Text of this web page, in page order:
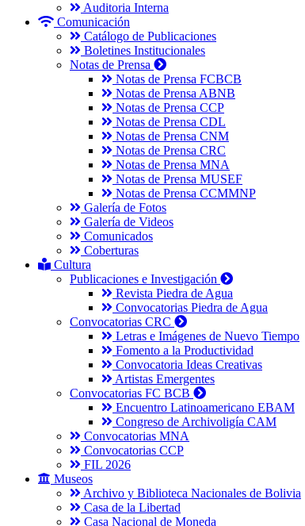
Auditoria Interna
Comunicación
Catálogo de Publicaciones
Boletines Institucionales
Notas de Prensa
Notas de Prensa FCBCB
Notas de Prensa ABNB
Notas de Prensa CCP
Notas de Prensa CDL
Notas de Prensa CNM
Notas de Prensa CRC
Notas de Prensa MNA
Notas de Prensa MUSEF
Notas de Prensa CCMMNP
Galería de Fotos
Galería de Videos
Comunicados
Coberturas
Cultura
Publicaciones e Investigación
Revista Piedra de Agua
Convocatorias Piedra de Agua
Convocatorias CRC
Letras e Imágenes de Nuevo Tiempo
Fomento a la Productividad
Convocatoria Ideas Creativas
Artistas Emergentes
Convocatorias FC BCB
Encuentro Latinoamericano EBAM
Congreso de Archivoligía CAM
Convocatorias MNA
Convocatorias CCP
FIL 2026
Museos
Archivo y Biblioteca Nacionales de Bolivia
Casa de la Libertad
Casa Nacional de Moneda